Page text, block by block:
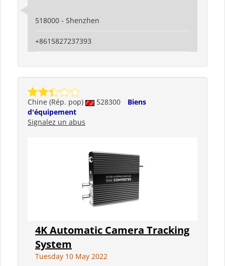
518000 - Shenzhen
+8615827237393
Chine (Rép. pop) 528300
Biens
d'équipement
Signalez un abus
4K Automatic Camera Tracking
System
Tuesday 10 May 2022